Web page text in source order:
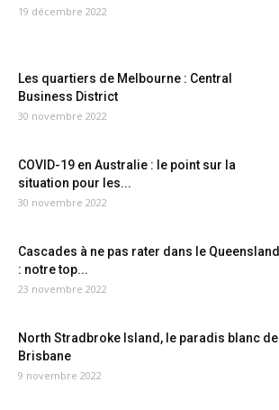
19 décembre 2022
Les quartiers de Melbourne : Central
Business District
30 novembre 2022
COVID-19 en Australie : le point sur la
situation pour les...
30 novembre 2022
Cascades à ne pas rater dans le Queensland
: notre top...
23 novembre 2022
North Stradbroke Island, le paradis blanc de
Brisbane
9 novembre 2022